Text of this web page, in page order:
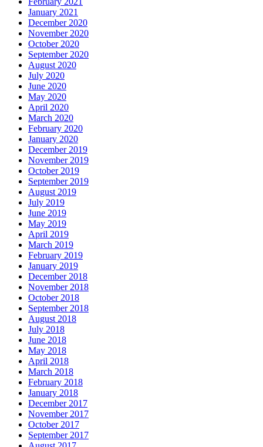
January 2021
December 2020
November 2020
October 2020
September 2020
August 2020
July 2020
June 2020
May 2020
April 2020
March 2020
February 2020
January 2020
December 2019
November 2019
October 2019
September 2019
August 2019
July 2019
June 2019
May 2019
April 2019
March 2019
February 2019
January 2019
December 2018
November 2018
October 2018
September 2018
August 2018
July 2018
June 2018
May 2018
April 2018
March 2018
February 2018
January 2018
December 2017
November 2017
October 2017
September 2017